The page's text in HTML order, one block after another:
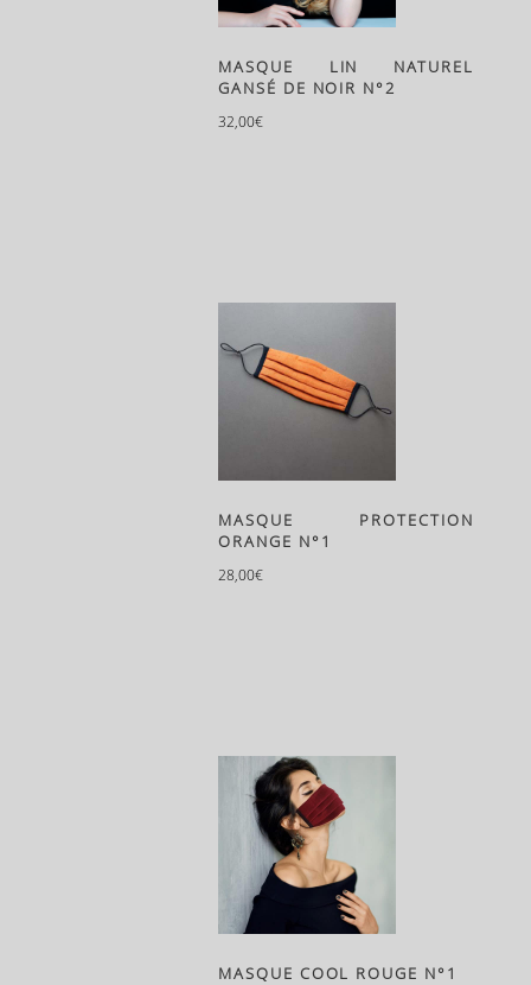
MASQUE LIN NATUREL
GANSÉ DE NOIR N°2
32,00€
MASQUE PROTECTION
ORANGE N°1
28,00€
MASQUE COOL ROUGE N°1